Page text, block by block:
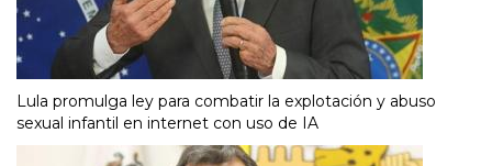
Lula promulga ley para combatir la explotación y abuso
sexual infantil en internet con uso de IA